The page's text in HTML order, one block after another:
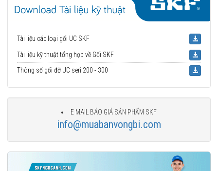
Tài liệu các loại gối UC SKF
Tài liệu kỹ thuật tổng hợp về Gối SKF
Thông số gối đỡ UC seri 200 - 300
E MAIL BÁO GIÁ SẢN PHẨM SKF
info@muabanvongbi.com